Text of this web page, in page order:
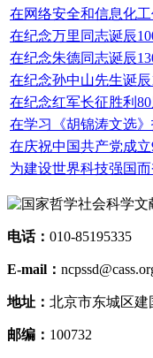
在网络安全和信息化
在纪念万里同志诞辰
在纪念朱德同志诞辰
在纪念孙中山先生诞
在纪念红军长征胜利
在学习《胡锦涛文选
在庆祝中国共产党成
为建设世界科技强国
电话： 010-85195335
E-mail：
地址： 北京市东城区建
邮编： 100732